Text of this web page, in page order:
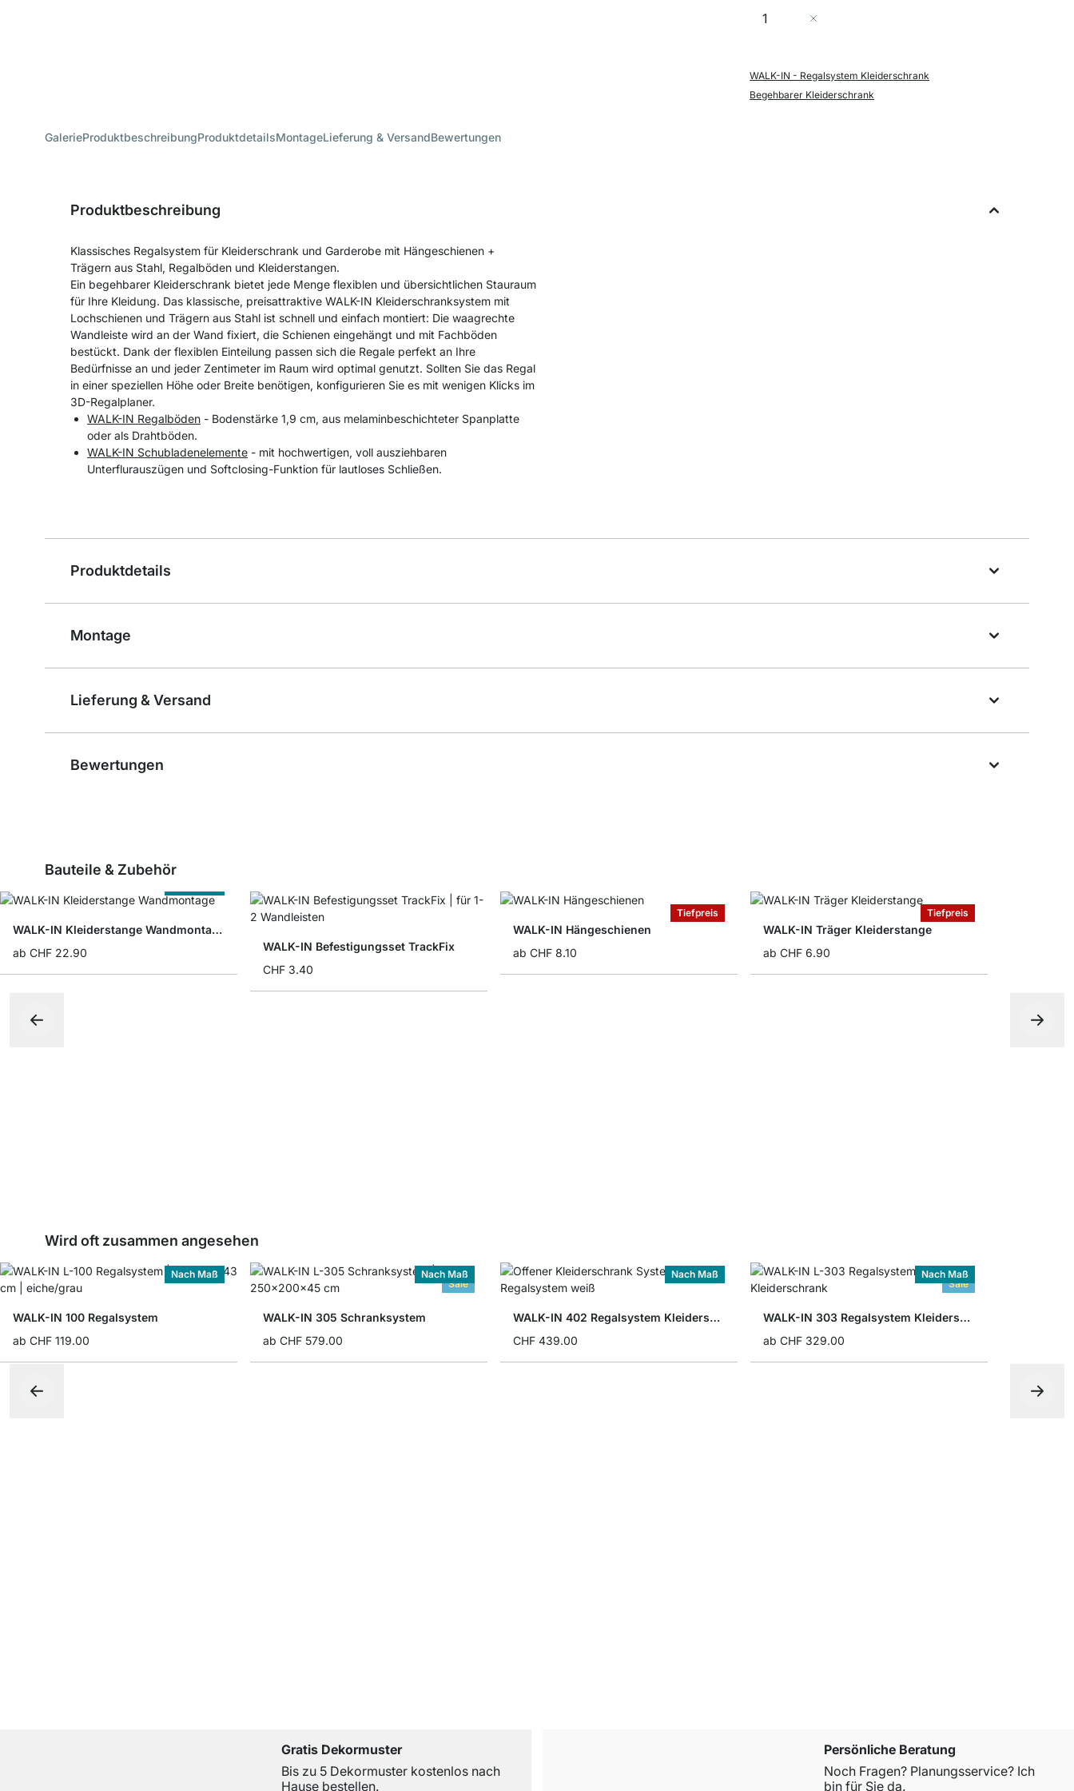
Menge
WALK-IN - Regalsystem Kleiderschrank
Begehbarer Kleiderschrank
GalerieProduktbeschreibungProduktdetailsMontageLieferung & VersandBewertungen
Produktbeschreibung
Klassisches Regalsystem für Kleiderschrank und Garderobe mit Hängeschienen +
Trägern aus Stahl, Regalböden und Kleiderstangen.
Ein begehbarer Kleiderschrank bietet jede Menge flexiblen und übersichtlichen Stauraum
für Ihre Kleidung. Das klassische, preisattraktive WALK-IN Kleiderschranksystem mit
Lochschienen und Trägern aus Stahl ist schnell und einfach montiert: Die waagrechte
Wandleiste wird an der Wand fixiert, die Schienen eingehängt und mit Fachböden
bestückt. Dank der flexiblen Einteilung passen sich die Regale perfekt an Ihre
Bedürfnisse an und jeder Zentimeter im Raum wird optimal genutzt. Sollten Sie das Regal
in einer speziellen Höhe oder Breite benötigen, konfigurieren Sie es mit wenigen Klicks im
3D-Regalplaner.
WALK-IN Regalböden - Bodenstärke 1,9 cm, aus melaminbeschichteter Spanplatte
oder als Drahtböden.
WALK-IN Schubladenelemente - mit hochwertigen, voll ausziehbaren
Unterflurauszügen und Softclosing-Funktion für lautloses Schließen.
Produktdetails
Montage
Lieferung & Versand
Bewertungen
Bauteile & Zubehör
WALK-IN Kleiderstange Wandmontage
ab CHF 22.90
WALK-IN Befestigungsset TrackFix
CHF 3.40
Tiefpreis
WALK-IN Hängeschienen
ab CHF 8.10
Tiefpreis
WALK-IN Träger Kleiderstange
ab CHF 6.90
Wird oft zusammen angesehen
Nach Maß
WALK-IN 100 Regalsystem
ab CHF 119.00
Sale
Nach Maß
WALK-IN 305 Schranksystem
ab CHF 579.00
Nach Maß
WALK-IN 402 Regalsystem Kleiderschrank
CHF 439.00
Sale
Nach Maß
WALK-IN 303 Regalsystem Kleiderschrank
ab CHF 329.00
Gratis Dekormuster
Bis zu 5 Dekormuster kostenlos nach
Hause bestellen.
Persönliche Beratung
Noch Fragen? Planungsservice? Ich
bin für Sie da.